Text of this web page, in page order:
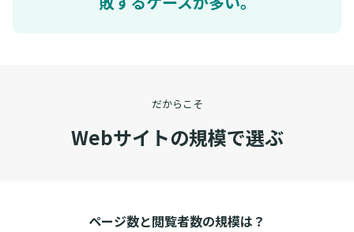
だからこそ
Webサイトの規模で選ぶ
ページ数と閲覧者数の規模は？